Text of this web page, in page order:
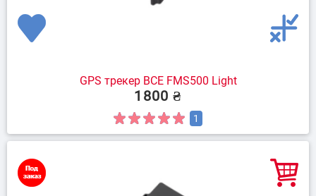
GPS трекер BCE FMS500 Light
1800 ₴
1